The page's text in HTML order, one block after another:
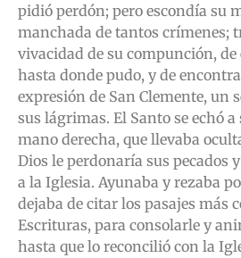
pidió perdón; pero escondía su
manchada de tantos crímenes;
vivacidad de su compunción, de
hasta donde pudo, y de
expresión de San Clemente, un
sus lágrimas. El Santo se echó a
mano derecha, que llevaba
Dios le perdonaría sus pecados
a la Iglesia. Ayunaba y rezaba
dejaba de citar los pasajes más
Escrituras, para consolarle y
hasta que lo reconcilió con la